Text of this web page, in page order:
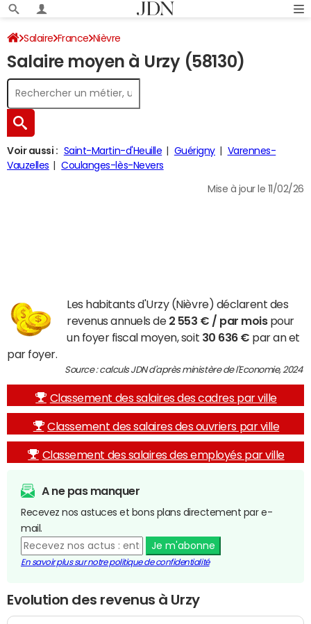
Salaire France Nièvre
Salaire moyen à Urzy (58130)
Voir aussi : Saint-Martin-d'Heuille Guérigny
Varennes-
Vauzelles
Coulanges-lès-Nevers
Mise à jour le 11/02/26
Les habitants d'Urzy (Nièvre) déclarent des
revenus annuels de 2 553 € / par moispour
un foyer fiscal moyen, soit 30 636 € par an et
par foyer.
Source : calculs JDN d'après ministère de l'Economie, 2024
Classement des salaires des cadres par ville
Classement des salaires des ouvriers par ville
Classement des salaires des employés par ville
A ne pas manquer
Recevez nos astuces et bons plans directement par e-
mail.
Je m'abonne
En savoir plus sur notre politique de confidentialité
Evolution des revenus à Urzy